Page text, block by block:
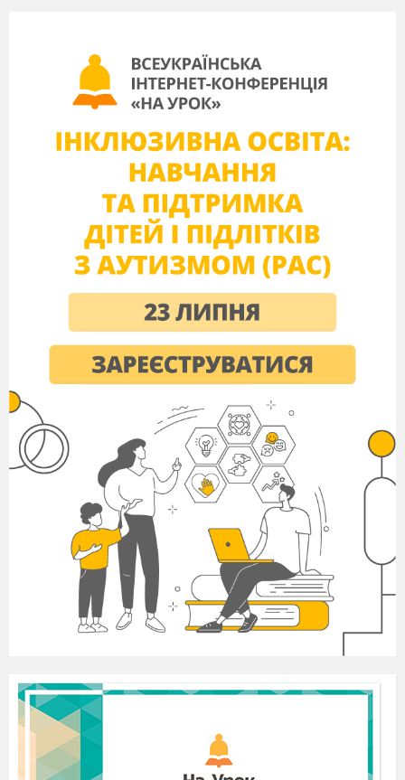
Стоять верби опушені зелененьким
листям, і, здається, чують сплески
журавлиних сурем у піднебессі.
Стоять верби, опушені зелененьким
листям, і здається, чують сплески
журавлиних сурем у піднебессі.
Стоять верби, опушені зелененьким
листям, і, здається, чують сплески журавли-
них сурем у піднебессі.
Стоять верби опушені зелененьким
листям і, здається, чують сплески
журавлиних сурем у піднебессі.
Непоширені означення обов’язково треба
відокремити комами в реченні(розділові знаки
пропущено)
Спить місто суворе й мовчазне.
Б
Музика ніжна весняна душу мою зігріва.
ВСвіт рожевий і зелений від сну бутонами
воскрес.
Г
Досвітні огні переможні урочі прорізали
темряву ночі.
Поширене означенняНЕ ТРЕБА
відокремлювати комами в реченні
(розділові
знаки про-пущено)
Ноша зручно взята половина ноші.
Шумлять
сади налиті
перевірена
часом.
Г
Раз добром нагріте серце вік не прохолоне!
9.
Дієприслівниковий зворот